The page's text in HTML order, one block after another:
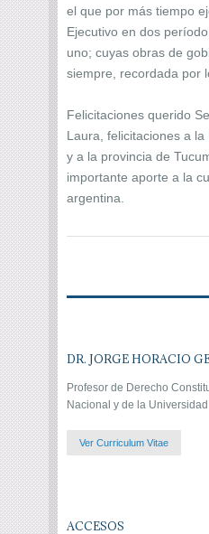
el que por más tiempo
Ejecutivo en dos
uno; cuyas obras de
siempre, recordada por
Felicitaciones querido
Laura, felicitaciones a
y a la provincia de
importante aporte a la
argentina.
DR. JORGE HORACIO
Profesor de Derecho
Nacional y de la
Ver Curriculum Vitae
ACCESOS